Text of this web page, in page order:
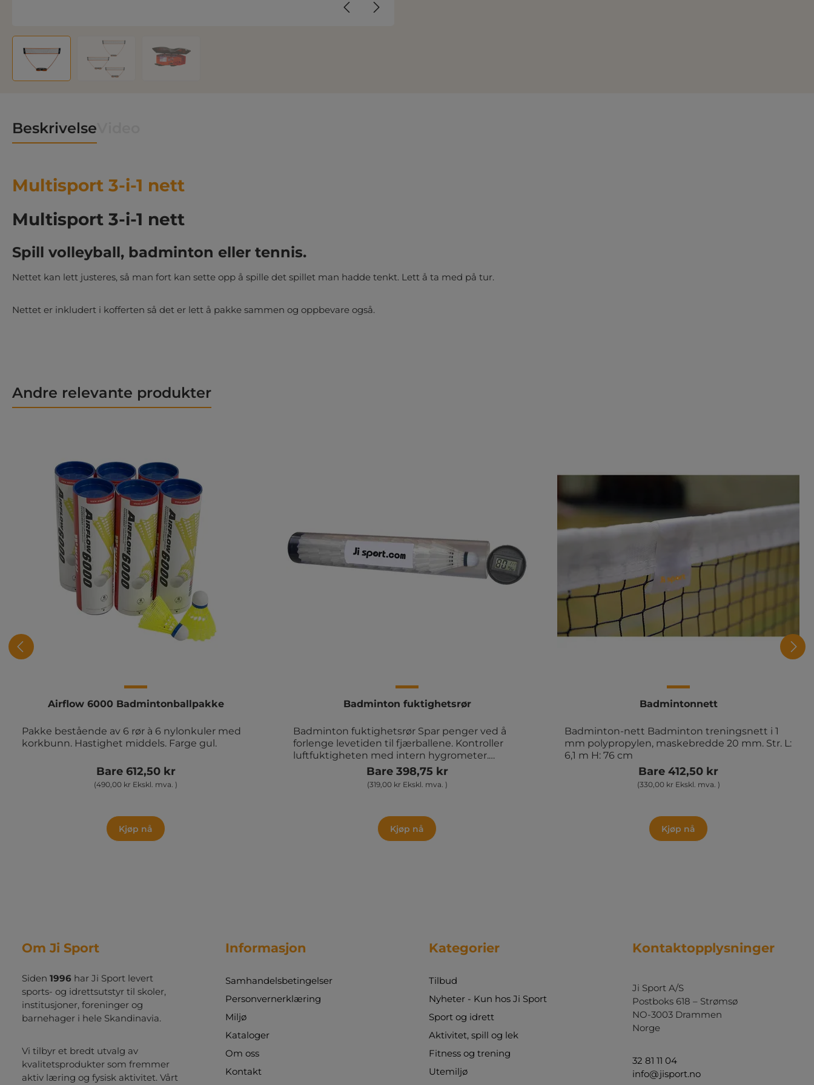
Beskrivelse
Multisport 3-i-1 nett
Multisport 3-i-1 nett
Spill volleyball, badminton eller tennis.
Nettet kan lett justeres, så man fort kan sette opp å spille det spillet man hadde tenkt. Lett å ta med på tur.
Nettet er inkludert i kofferten så det er lett å pakke sammen og oppbevare også.
Andre relevante produkter
Airflow 6000 Badmintonballpakke
Pakke bestående av 6 rør à 6 nylonkuler med
korkbunn. Hastighet middels. Farge gul.
Bare 612,50 kr
(490,00 kr Ekskl. mva. )
Kjøp nå
Badminton fuktighetsrør
Badminton fuktighetsrør Spar penger ved å
forlenge levetiden til fjærballene. Kontroller
luftfuktigheten med intern hygrometer.
Kapasitet 12 fjærballer. Leveres uten baller
Bare 398,75 kr
(319,00 kr Ekskl. mva. )
Kjøp nå
Badmintonnett
Badminton-nett Badminton treningsnett i 1
mm polypropylen, maskebredde 20 mm. Str. L:
6,1 m H: 76 cm
Bare 412,50 kr
(330,00 kr Ekskl. mva. )
Kjøp nå
Om Ji Sport
Siden 1996 har Ji Sport levert
sports- og idrettsutstyr til skoler,
institusjoner, foreninger og
barnehager i hele Skandinavia.
Vi tilbyr et bredt utvalg av
kvalitetsprodukter som fremmer
aktiv læring og fysisk aktivitet. Vårt
Informasjon
Samhandelsbetingelser
Personvernerklæring
Miljø
Kataloger
Om oss
Kontakt
Kategorier
Tilbud
Nyheter - Kun hos Ji Sport
Sport og idrett
Aktivitet, spill og lek
Fitness og trening
Utemiljø
Kontaktopplysninger
Ji Sport A/S
Postboks 618 – Strømsø
NO-3003 Drammen
Norge
32 81 11 04
info@jisport.no